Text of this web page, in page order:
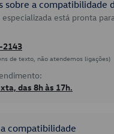
sobre a compatibilidade
está pronta
2143
de texto, não atendemos ligações)
das 8h às 17h.
compatibilidade